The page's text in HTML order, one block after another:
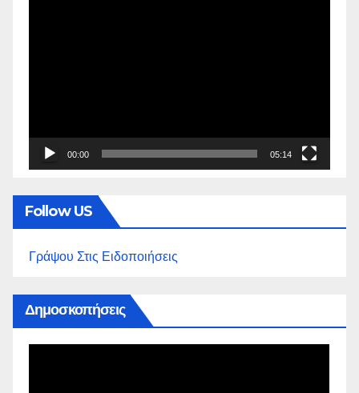
00:00 05:14
Follow US
Γράψου Στις Ειδοποιήσεις
Δημοσκοπήσεις